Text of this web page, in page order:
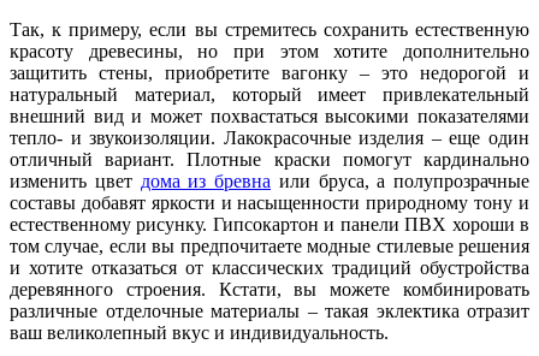
Так, к примеру, если вы стремитесь сохранить естественную
красоту древесины, но при этом хотите дополнительно
защитить стены, приобретите вагонку – это недорогой и
натуральный материал, который имеет привлекательный
внешний вид и может похвастаться высокими показателями
тепло- и звукоизоляции. Лакокрасочные изделия – еще один
отличный вариант. Плотные краски помогут кардинально
изменить цвет дома из бревна или бруса, а полупрозрачные
составы добавят яркости и насыщенности природному тону и
естественному рисунку. Гипсокартон и панели ПВХ хороши в
том случае, если вы предпочитаете модные стилевые решения
и хотите отказаться от классических традиций обустройства
деревянного строения. Кстати, вы можете комбинировать
различные отделочные материалы – такая эклектика отразит
ваш великолепный вкус и индивидуальность.